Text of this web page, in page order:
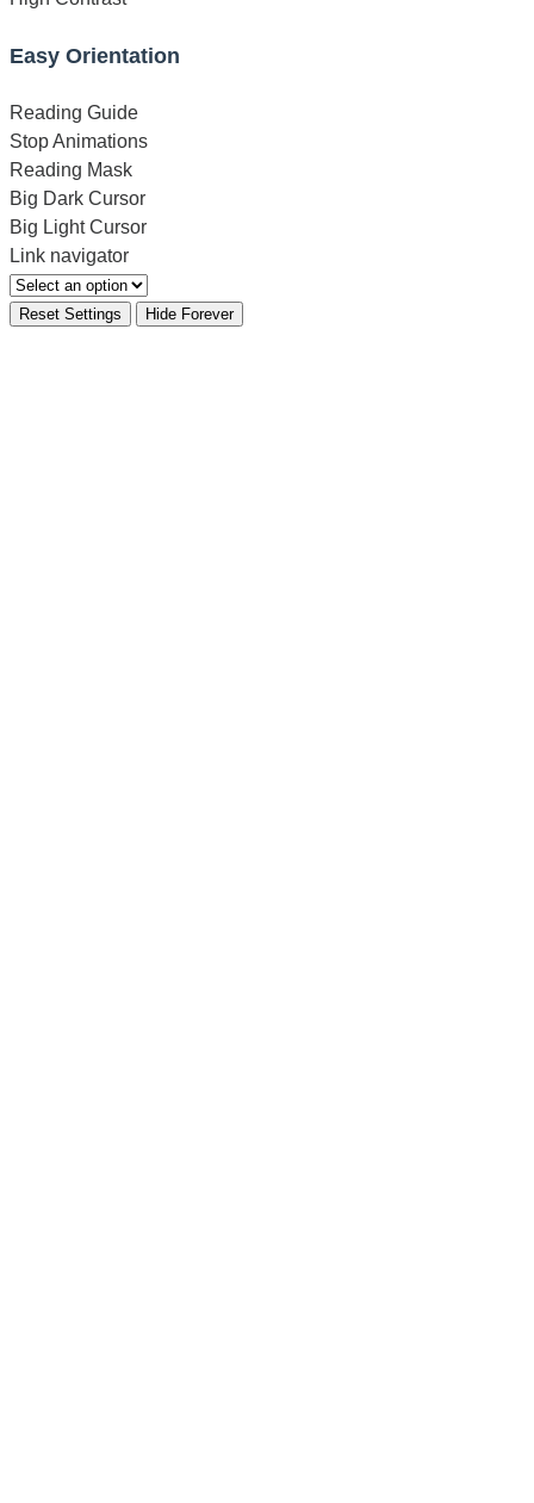
Easy Orientation
Reading Guide
Stop Animations
Reading Mask
Big Dark Cursor
Big Light Cursor
Link navigator
Reset Settings Hide Forever